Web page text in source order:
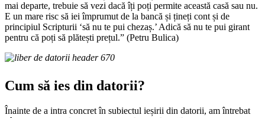
mai departe, trebuie să vezi dacă îți poți permite această casă sau nu.
E un mare risc să iei împrumut de la bancă și țineți cont și de
principiul Scripturii ‘să nu te pui chezaș.’ Adică să nu te pui girant
pentru că poți să plătești prețul.” (Petru Bulica)
Cum să ies din datorii?
Înainte de a intra concret în subiectul ieșirii din datorii, am întrebat